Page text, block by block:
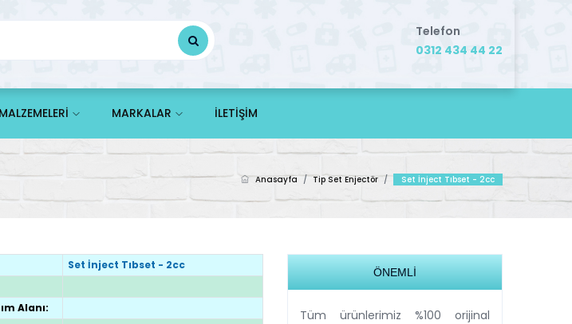
Telefon
0312 434 44 22
MARKALAR İLETİŞİM
Anasayfa / Tip Set Enjectör / Set İnject Tıbset - 2cc
Set İnject Tıbset - 2cc
Alanı:
ÖNEMLİ
Tüm ürünlerimiz %100 orijinal